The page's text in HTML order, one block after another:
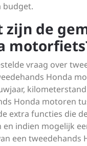
budget.
zijn de
vraag over
Honda
Honda motoren
extra functies die
en indien mogelijk
een tweedehands